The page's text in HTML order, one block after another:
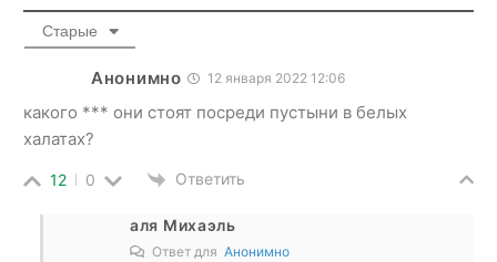
Старые
Анонимно 12 января 2022 12:06
какого *** они стоят посреди пустыни в белых
халатах?
12 0 Ответить
аля Михаэль
Ответ для Анонимно